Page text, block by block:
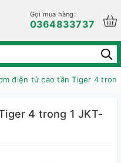
Gọi mua hàng:
0364833737
điện tử cao tần Tiger 4 trong
4 trong 1 JKT-